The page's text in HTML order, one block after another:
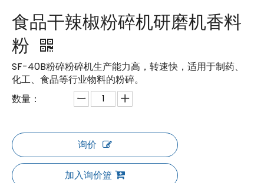
食品干辣椒粉碎机研磨机香料
粉
SF-40B粉碎粉碎机生产能力高，转速快，适用于制药、
化工、食品等行业物料的粉碎。
数量：
询价
加入询价篮